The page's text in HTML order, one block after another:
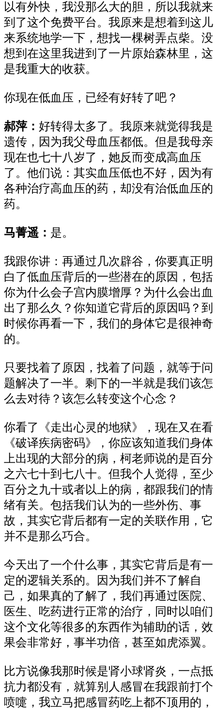
以有外快，我没那么大的胆，所以我就来
到了这个免费平台。我原来是想着到这儿
来系统地学一下，想找一棵树弄点柴。没
想到在这里我进到了一片原始森林里，这
是我重大的收获。
你现在低血压，已经有好转了吧？
郝萍： 好转得太多了。我原来就觉得我是
遗传，因为我父母血压都低。但是我母亲
现在也七十八岁了，她反而变成高血压
了。他们说：其实血压低也不好，因为有
各种治疗高血压的药，却没有治低血压的
药。
马菁遥： 是。
我跟你讲：再通过几次辟谷，你要真正明
白了低血压背后的一些潜在的原因，包括
你为什么会子宫内膜增厚？为什么会出血
出了那么久？你知道它背后的原因吗？到
时候你再看一下，我们的身体它是很神奇
的。
只要找着了原因，找着了问题，就等于问
题解决了一半。剩下的一半就是我们该怎
么去对待？该怎么转变这个心念？
你看了《走出心灵的地狱》，现在又在看
《破译疾病密码》，你应该知道我们身体
上出现的大部分的病，柯老师说的是百分
之六七十到七八十。但我个人觉得，至少
百分之九十或者以上的病，都跟我们的情
绪有关。包括我们认为的一些外伤、事
故，其实它背后都有一定的关联作用，它
并不是那么巧合。
今天出了一个什么事，其实它背后是有一
定的逻辑关系的。因为我们并不了解自
己，如果真的了解了，我们再通过医院、
医生、吃药进行正常的治疗，同时以咱们
这个文化等很多的东西作为辅助的话，效
果会非常好，事半功倍，甚至如虎添翼。
比方说像我那时候是肾小球肾炎，一点抵
抗力都没有，就算别人感冒在我跟前打个
喷嚏，我立马把感冒药吃上都不顶用的，